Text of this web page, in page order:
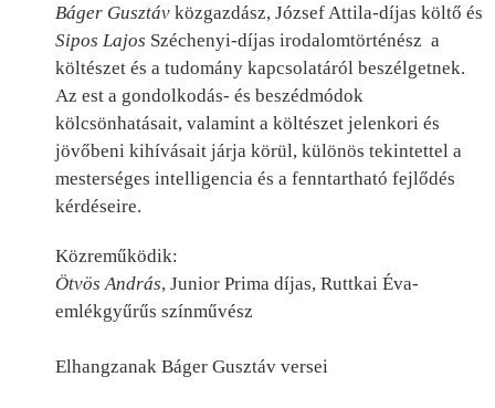
Báger Gusztáv közgazdász, József Attila-díjas költő és
Sipos Lajos Széchenyi-díjas irodalomtörténész a
költészet és a tudomány kapcsolatáról beszélgetnek.
Az est a gondolkodás- és beszédmódok
kölcsönhatásait, valamint a költészet jelenkori és
jövőbeni kihívásait járja körül, különös tekintettel a
mesterséges intelligencia és a fenntartható fejlődés
kérdéseire.
Közreműködik:
Ötvös András, Junior Prima díjas, Ruttkai Éva-
emlékgyűrűs színművész
Elhangzanak Báger Gusztáv versei